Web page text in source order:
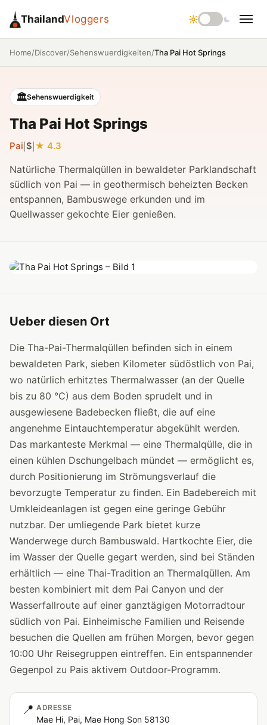
ThailandVloggers
Home/Discover/Sehenswuerdigkeiten/Tha Pai Hot Springs
🏛️Sehenswuerdigkeit
Tha Pai Hot Springs
Pai $ 4.3
Natürliche Thermalqüllen in bewaldeter Parklandschaft
südlich von Pai — in geothermisch beheizten Becken
entspannen, Bambuswege erkunden und im
Quellwasser gekochte Eier genießen.
Ueber diesen Ort
Die Tha-Pai-Thermalqüllen befinden sich in einem
bewaldeten Park, sieben Kilometer südöstlich von Pai,
wo natürlich erhitztes Thermalwasser (an der Quelle
bis zu 80 °C) aus dem Boden sprudelt und in
ausgewiesene Badebecken fließt, die auf eine
angenehme Eintauchtemperatur abgekühlt werden.
Das markanteste Merkmal — eine Thermalqülle, die in
einen kühlen Dschungelbach mündet — ermöglicht es,
durch Positionierung im Strömungsverlauf die
bevorzugte Temperatur zu finden. Ein Badebereich mit
Umkleideanlagen ist gegen eine geringe Gebühr
nutzbar. Der umliegende Park bietet kurze
Wanderwege durch Bambuswald. Hartkochte Eier, die
im Wasser der Quelle gegart werden, sind bei Ständen
erhältlich — eine Thai-Tradition an Thermalqüllen. Am
besten kombiniert mit dem Pai Canyon und der
Wasserfallroute auf einer ganztägigen Motorradtour
südlich von Pai. Einheimische Familien und Reisende
besuchen die Quellen am frühen Morgen, bevor gegen
10:00 Uhr Reisegruppen eintreffen. Ein entspannender
Gegenpol zu Pais aktivem Outdoor-Programm.
📍 ADRESSE
Mae Hi, Pai, Mae Hong Son 58130